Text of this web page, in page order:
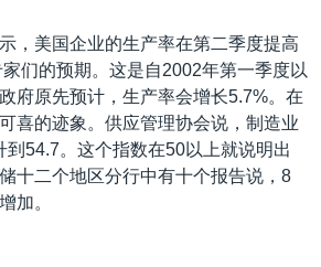
，美国企业的生产率在第二季度提高
们的预期。这是自2002年第一季度以
府原先预计，生产率会增长5.7%。在
喜的迹象。供应管理协会说，制造业
到54.7。这个指数在50以上就说明出
十二个地区分行中有十个报告说，8
加。